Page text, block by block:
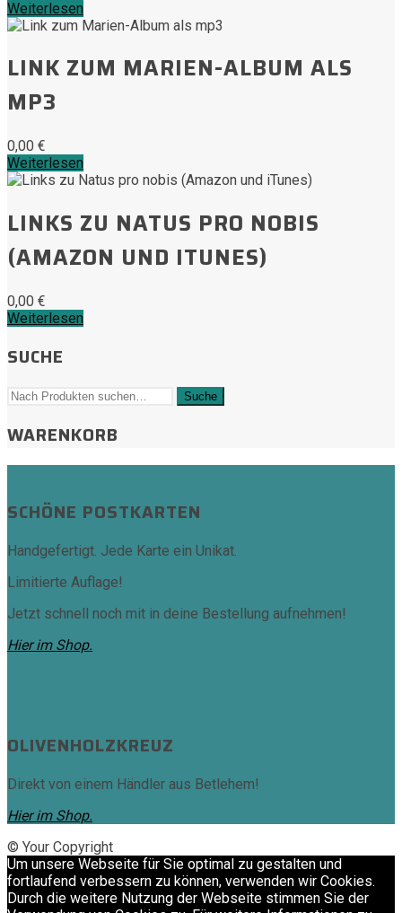
Weiterlesen
LINK ZUM MARIEN-ALBUM ALS
MP3
0,00 €
Weiterlesen
LINKS ZU NATUS PRO NOBIS
(AMAZON UND ITUNES)
0,00 €
Weiterlesen
SUCHE
WARENKORB
SCHÖNE POSTKARTEN
Handgefertigt. Jede Karte ein Unikat.
Limitierte Auflage!
Jetzt schnell noch mit in deine Bestellung aufnehmen!
Hier im Shop.
OLIVENHOLZKREUZ
Direkt von einem Händler aus Betlehem!
Hier im Shop.
© Your Copyright
Um unsere Webseite für Sie optimal zu gestalten und
fortlaufend verbessern zu können, verwenden wir Cookies.
Durch die weitere Nutzung der Webseite stimmen Sie der